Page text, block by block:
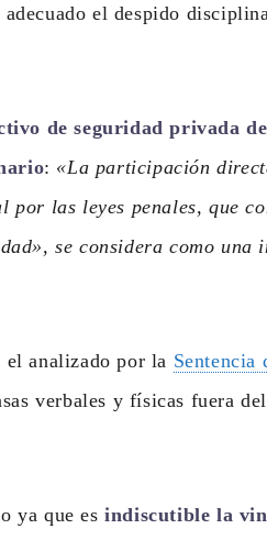
el despido
de seguridad privada
: «La participación
las leyes penales, que
se considera como una
analizado por la Sentencia
verbales y físicas fuera
ya que esindiscutible la